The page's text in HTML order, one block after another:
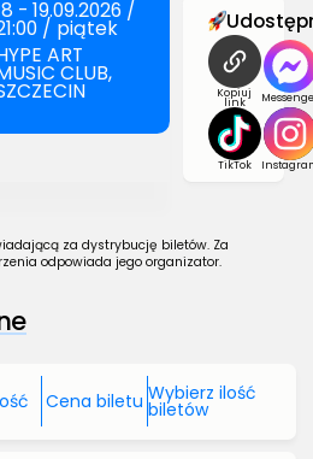
- 19.09.2026 /
/ piątek
ART
CLUB,
Kopiuj
link
TikTok
za dystrybucję biletów. Za
odpowiada jego organizator.
Cena biletu Wybierz ilość
biletów